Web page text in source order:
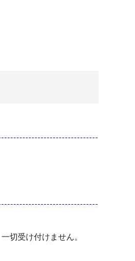
切受け付けません。